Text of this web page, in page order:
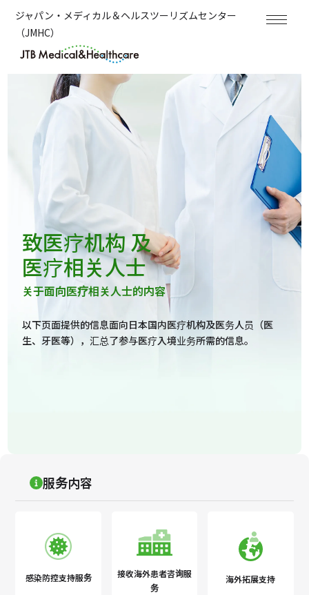
ジャパン・メディカル＆ヘルスツーリズムセンター
（JMHC）
致医疗机构 及
医疗相关人士
关于面向医疗相关人士的内容
以下页面提供的信息面向日本国内医疗机构及医务人员（医
生、牙医等），汇总了参与医疗入境业务所需的信息。
服务内容
感染防控支持服务
接收海外患者咨询服
务
海外拓展支持